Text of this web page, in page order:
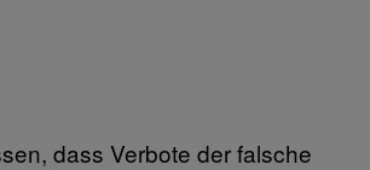
dass Verbote der falsche